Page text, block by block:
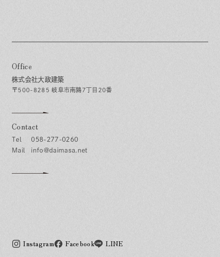
Office
株式会社大政建築
〒500-8285 岐阜市南鶉7丁目20番
Contact
058-277-0260
info@daimasa.net
Instagram Facebook LINE